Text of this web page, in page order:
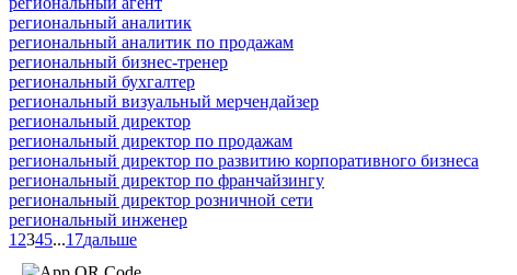
региональный аналитик
региональный аналитик по продажам
региональный бизнес-тренер
региональный бухгалтер
региональный визуальный мерчендайзер
региональный директор
региональный директор по продажам
региональный директор по развитию корпоративного бизнеса
региональный директор по франчайзингу
региональный директор розничной сети
региональный инженер
1 2345...17дальше